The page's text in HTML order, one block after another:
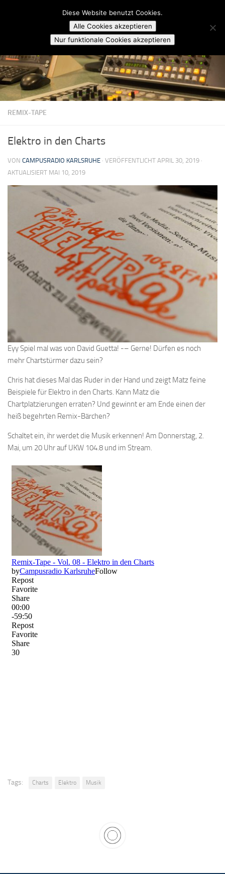
Skip to content
Campusradio Karlsruhe
REMIX-TAPE
Elektro in den Charts
VON CAMPUSRADIO KARLSRUHE · VERÖFFENTLICHT APRIL 30, 2019 ·
AKTUALISIERT MAI 10, 2019
Eyy Spiel mal was von David Guetta! -– Gerne! Dürfen es noch
mehr Chartstürmer dazu sein?
Chris hat dieses Mal das Ruder in der Hand und zeigt Matz feine
Beispiele für Elektro in den Charts. Kann Matz die
Chartplatzierungen erraten? Und gewinnt er am Ende einen der
heiß begehrten Remix-Bärchen?
Schaltet ein, ihr werdet die Musik erkennen! Am Donnerstag, 2.
Mai, um 20 Uhr auf UKW 104.8 und im Stream.
Tags: Charts Elektro Musik
Diese Website benutzt Cookies.
Alle Cookies akzeptieren
Nur funktionale Cookies akzeptieren